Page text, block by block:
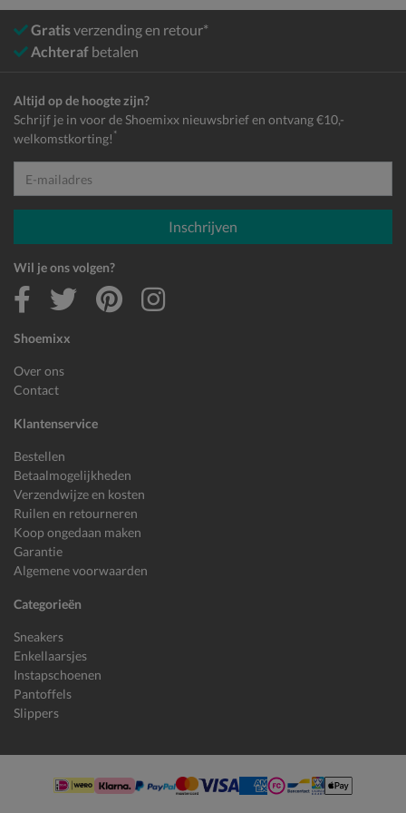
Gratisverzending en retour*
Achteraf betalen
Shoemixx
Over ons
Contact
Klantenservice
Bestellen
Betaalmogelijkheden
Verzendwijze en kosten
Ruilen en retourneren
Koop ongedaan maken
Garantie
Algemene voorwaarden
Categorieën
Sneakers
Enkellaarsjes
Instapschoenen
Pantoffels
Slippers
Altijd op de hoogte zijn?
Schrijf je in voor de Shoemixx nieuwsbrief en ontvang €10,-
welkomstkorting! *
E-mailadres
Inschrijven
Wil je ons volgen?